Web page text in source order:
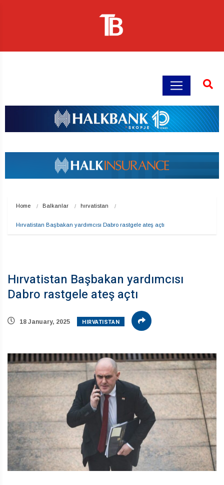
Home Balkanlar hırvatistan
Hırvatistan Başbakan yardımcısı Dabro rastgele ateş açtı
Hırvatistan Başbakan yardımcısı
Dabro rastgele ateş açtı
18 January, 2025 HIRVATISTAN